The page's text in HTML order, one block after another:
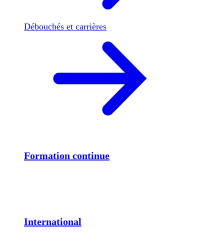
Débouchés et carrières
Formation continue
International